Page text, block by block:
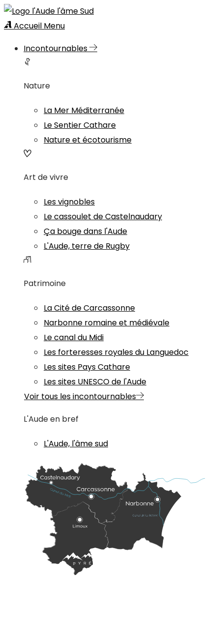
Accueil Menu
Incontournables
Nature
La Mer Méditerranée
Le Sentier Cathare
Nature et écotourisme
Art de vivre
Les vignobles
Le cassoulet de Castelnaudary
Ça bouge dans l'Aude
L'Aude, terre de Rugby
Patrimoine
La Cité de Carcassonne
Narbonne romaine et médiévale
Le canal du Midi
Les forteresses royales du Languedoc
Les sites Pays Cathare
Les sites UNESCO de l'Aude
Voir tous les incontournables
L'Aude en bref
L'Aude, l'âme sud